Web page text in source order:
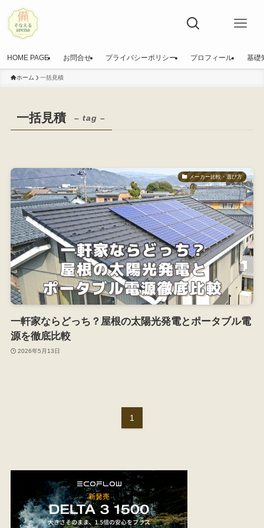
HOME PAGE お問合せ プライバシーポリシー プロフィール 基礎
ホーム 一括見積
一括見積 – tag –
メーカー比較・選び方
一軒家ならどっち？屋根の太陽光発電とポータブル電
源を徹底比較
2026年5月13日
1